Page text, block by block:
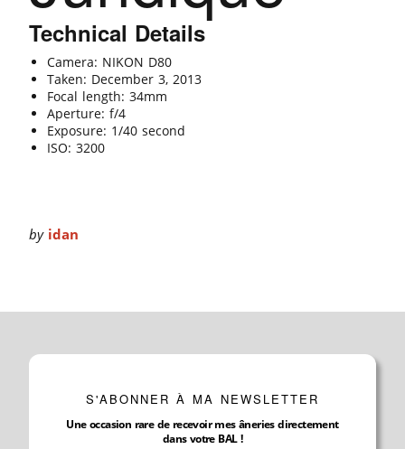
Technical Details
Camera: NIKON D80
Taken: December 3, 2013
Focal length: 34mm
Aperture: f/4
Exposure: 1/40 second
ISO: 3200
by idan
S'ABONNER À MA NEWSLETTER
Une occasion rare de recevoir mes âneries directement
dans votre BAL !